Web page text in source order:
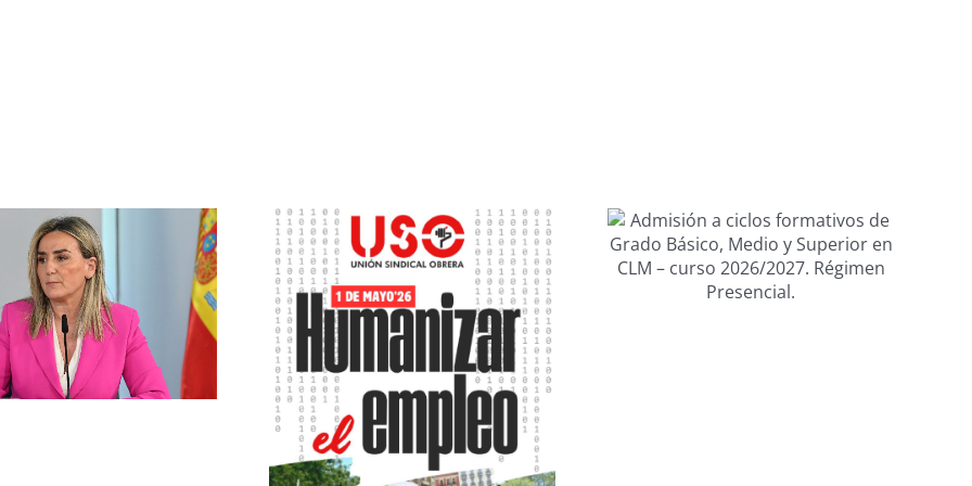
1 de Mayo de 2026
– USO defiende
“humanizar el
empleo” con una
Grado Básico,
Medio y Superior
en CLM – curso
2026/2027.
Régimen
Presencial.
FEUSO destaca en
el mensaje del
Papa la libertad de